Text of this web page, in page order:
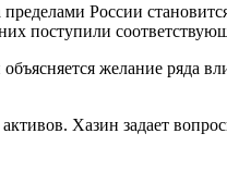
России
поступили
желание ряда
Хазин задает